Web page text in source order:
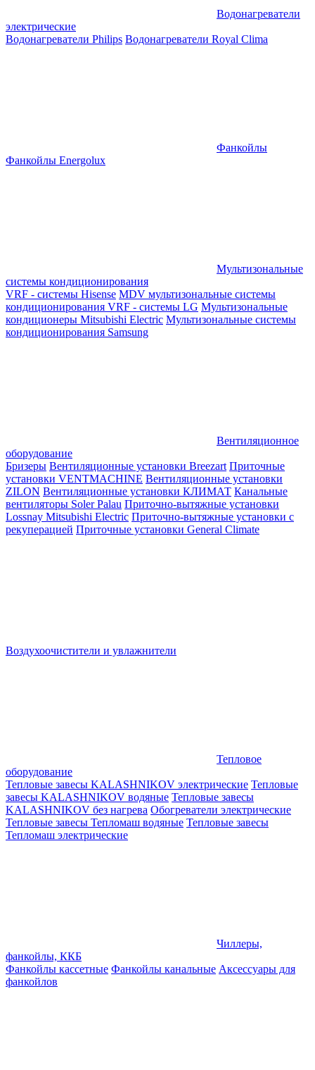
Водонагреватели
электрические
Водонагреватели Philips Водонагреватели Royal Clima
Фанкойлы
Фанкойлы Energolux
Мультизональные
системы кондиционирования
VRF - системы Hisense MDV мультизональные системы
кондиционирования VRF - системы LG Мультизональные
кондиционеры Mitsubishi Electric Мультизональные системы
кондиционирования Samsung
Вентиляционное
оборудование
Бризеры Вентиляционные установки Breezart Приточные
установки VENTMACHINE Вентиляционные установки
ZILON Вентиляционные установки КЛИМАТ Канальные
вентиляторы Soler Palau Приточно-вытяжные установки
Lossnay Mitsubishi Electric Приточно-вытяжные установки с
рекуперацией Приточные установки General Climate
Воздухоочистители и увлажнители
Тепловое
оборудование
Тепловые завесы KALASHNIKOV электрические Тепловые
завесы KALASHNIKOV водяные Тепловые завесы
KALASHNIKOV без нагрева Обогреватели электрические
Тепловые завесы Тепломаш водяные Тепловые завесы
Тепломаш электрические
Чиллеры,
фанкойлы, ККБ
Фанкойлы кассетные Фанкойлы канальные Аксессуары для
фанкойлов